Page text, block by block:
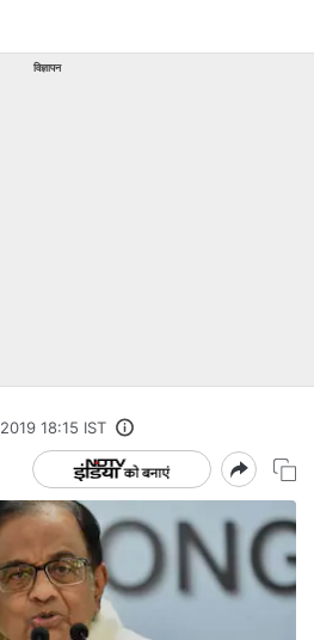
विज्ञापन
18:15 IST